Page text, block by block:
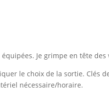
Je grimpe en tête des
le choix de la sortie. Clés
nécessaire/horaire.